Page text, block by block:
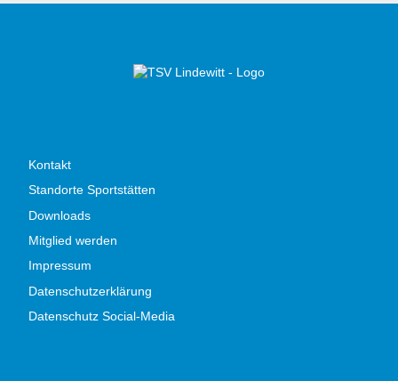
Kontakt
Standorte Sportstätten
Downloads
Mitglied werden
Impressum
Datenschutzerklärung
Datenschutz Social-Media